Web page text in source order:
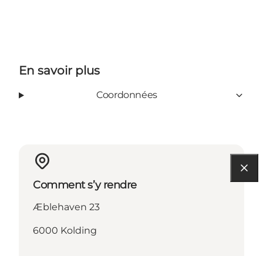
En savoir plus
Coordonnées
Comment s’y rendre
Æblehaven 23
6000 Kolding